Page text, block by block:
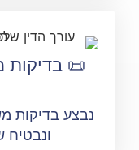
📜 בדיקות
בדיקות משפטיות
ונבטיח